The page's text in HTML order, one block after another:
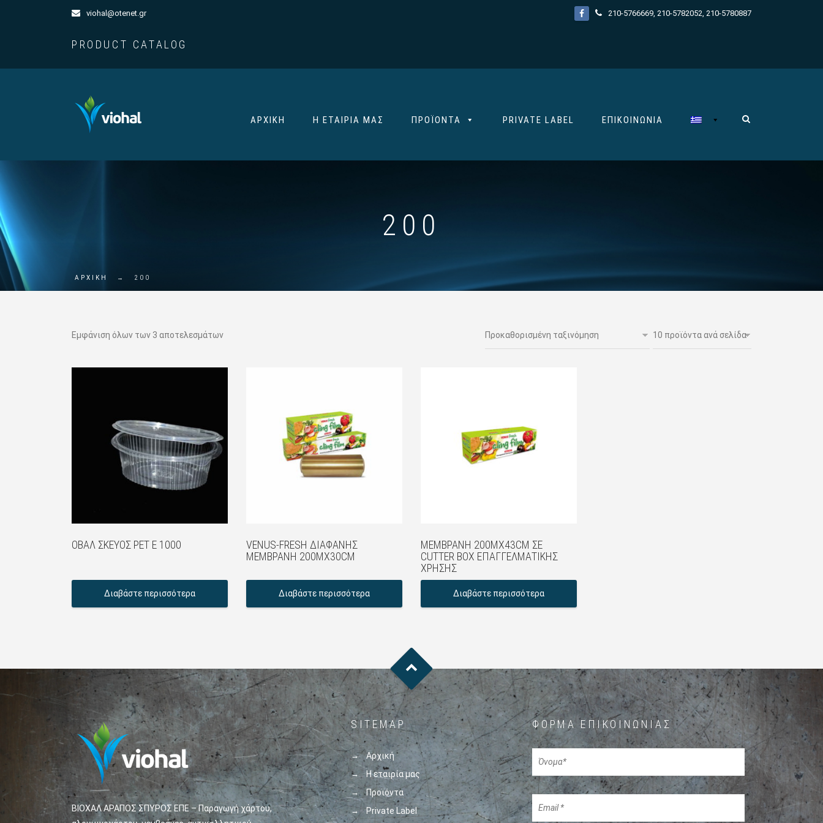
viohal@otenet.gr
PRODUCT CATALOG
210-5766669, 210-5782052, 210-5780887
ΑΡΧΙΚΉ Η ΕΤΑΙΡΊΑ ΜΑΣ ΠΡΟΪΌΝΤΑ PRIVATE LABEL ΕΠΙΚΟΙΝΩΝΊΑ
200
ΑΡΧΙΚΗ → 200
Εμφάνιση όλων των 3 αποτελεσμάτων
ΟΒΆΛ ΣΚΕΎΟΣ PET E 1000
Διαβάστε περισσότερα
VENUS-FRESH ΔΙΑΦΑΝΉΣ
ΜΕΜΒΡΆΝΗ 200MX30CM
Διαβάστε περισσότερα
ΜΕΜΒΡΆΝΗ 200MX43CM ΣΕ
CUTTER BOX ΕΠΑΓΓΕΛΜΑΤΙΚΉΣ
ΧΡΉΣΗΣ
Διαβάστε περισσότερα
ΒΙΟΧΑΛ ΑΡΑΠΟΣ ΣΠΥΡΟΣ ΕΠΕ – Παραγωγή χάρτου,
SITEMAP
Αρχική
Η εταιρία μας
Προϊόντα
Private Label
ΦΌΡΜΑ ΕΠΙΚΟΙΝΩΝΊΑΣ